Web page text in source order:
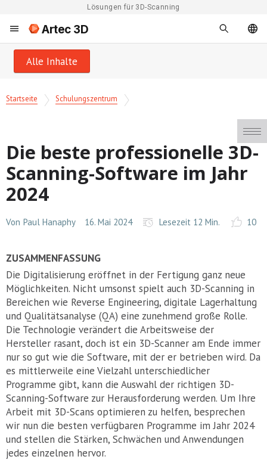
Lösungen für 3D-Scanning
Artec 3D
Alle Inhalte
Startseite Schulungszentrum
Die beste professionelle 3D-
Scanning-Software im Jahr
2024
Von Paul Hanaphy 16. Mai 2024 Lesezeit 12 Min. 10
ZUSAMMENFASSUNG
Die Digitalisierung eröffnet in der Fertigung ganz neue
Möglichkeiten. Nicht umsonst spielt auch 3D-Scanning in
Bereichen wie Reverse Engineering, digitale Lagerhaltung
und Qualitätsanalyse (QA) eine zunehmend große Rolle.
Die Technologie verändert die Arbeitsweise der
Hersteller rasant, doch ist ein 3D-Scanner am Ende immer
nur so gut wie die Software, mit der er betrieben wird. Da
es mittlerweile eine Vielzahl unterschiedlicher
Programme gibt, kann die Auswahl der richtigen 3D-
Scanning-Software zur Herausforderung werden. Um Ihre
Arbeit mit 3D-Scans optimieren zu helfen, besprechen
wir nun die besten verfügbaren Programme im Jahr 2024
und stellen die Stärken, Schwächen und Anwendungen
jedes einzelnen hervor.